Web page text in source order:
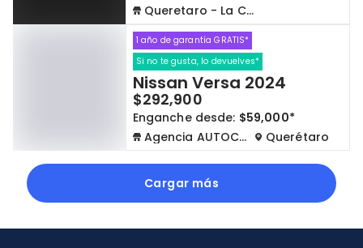
Queretaro - La Capilla
1 año de garantía GRATIS*
Si no te gusta, lo devuelves*
Nissan Versa 2024
$292,900
Enganche desde: $59,000*
Agencia AUTOCOM
Querétaro
Cargar más